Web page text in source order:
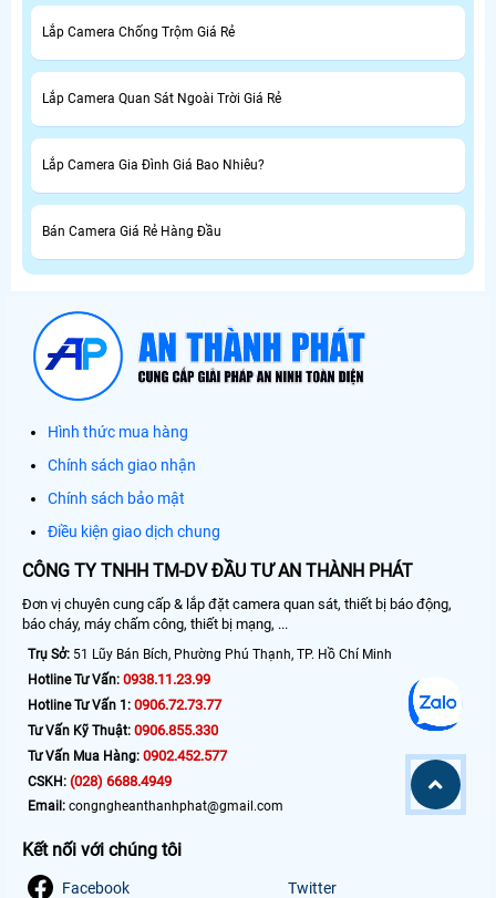
Lắp Camera Chống Trộm Giá Rẻ
Lắp Camera Quan Sát Ngoài Trời Giá Rẻ
Lắp Camera Gia Đình Giá Bao Nhiêu?
Bán Camera Giá Rẻ Hàng Đầu
Hình thức mua hàng
Chính sách giao nhận
Chính sách bảo mật
Điều kiện giao dịch chung
CÔNG TY TNHH TM-DV ĐẦU TƯ AN THÀNH PHÁT
Đơn vị chuyên cung cấp & lắp đặt camera quan sát, thiết bị báo động,
báo cháy, máy chấm công, thiết bị mạng, ...
Trụ Sở: 51 Lũy Bán Bích, Phường Phú Thạnh, TP. Hồ Chí Minh
Hotline Tư Vấn: 0938.11.23.99
Hotline Tư Vấn 1: 0906.72.73.77
Tư Vấn Kỹ Thuật: 0906.855.330
Tư Vấn Mua Hàng: 0902.452.577
CSKH: (028) 6688.4949
Email: congngheanthanhphat@gmail.com
Kết nối với chúng tôi
Facebook Twitter